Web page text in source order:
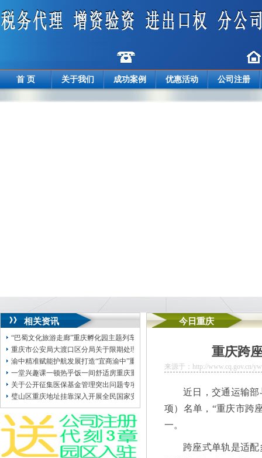
首 页 关于我们 成功案例 优惠活动 公司注册
相关资讯
“巴蜀文化旅游走廊”重庆孵化园主题列车开行
重庆市公安局大渡口区分局关于限期处理交通事故涉案扣留车辆的虚拟地址注册
渝中精准赋能护航发展打造“宜商渝中”重庆地址挂靠升级版
一堂兴趣课一顿热乎饭一间舒适房重庆重庆地址挂靠打造青年友好场景暖心Style
关于公开征集医保基金管理突出问题专项整治线索的重庆创业园公告
璧山区重庆地址挂靠深入开展全民国家安全教育日宣传活动
今日重庆
重庆跨
来源于：http://www.cq.gov.cn/
近日，交通运输
项）名单，“重庆市跨
一。
跨座式单轨是适